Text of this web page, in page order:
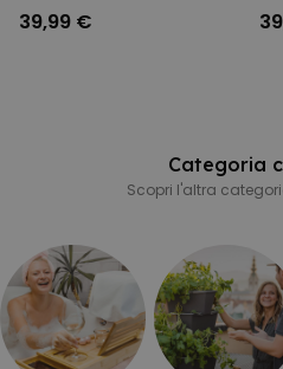
39,99 €
Categoria
Scopri l'altra